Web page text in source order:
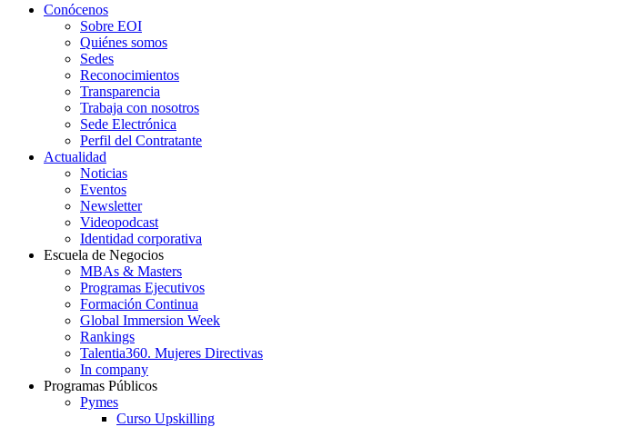
Conócenos
Sobre EOI
Quiénes somos
Sedes
Reconocimientos
Transparencia
Trabaja con nosotros
Sede Electrónica
Perfil del Contratante
Actualidad
Noticias
Eventos
Newsletter
Videopodcast
Identidad corporativa
Escuela de Negocios
MBAs & Masters
Programas Ejecutivos
Formación Continua
Global Immersion Week
Rankings
Talentia360. Mujeres Directivas
In company
Programas Públicos
Pymes
Curso Upskilling